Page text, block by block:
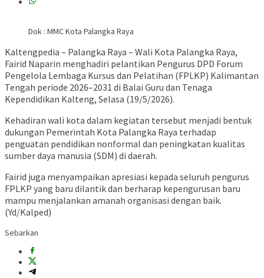
Dok : MMC Kota Palangka Raya
Kaltengpedia – Palangka Raya – Wali Kota Palangka Raya,
Fairid Naparin menghadiri pelantikan Pengurus DPD Forum
Pengelola Lembaga Kursus dan Pelatihan (FPLKP) Kalimantan
Tengah periode 2026–2031 di Balai Guru dan Tenaga
Kependidikan Kalteng, Selasa (19/5/2026).
Kehadiran wali kota dalam kegiatan tersebut menjadi bentuk
dukungan Pemerintah Kota Palangka Raya terhadap
penguatan pendidikan nonformal dan peningkatan kualitas
sumber daya manusia (SDM) di daerah.
Fairid juga menyampaikan apresiasi kepada seluruh pengurus
FPLKP yang baru dilantik dan berharap kepengurusan baru
mampu menjalankan amanah organisasi dengan baik.
(Yd/Kalped)
Sebarkan